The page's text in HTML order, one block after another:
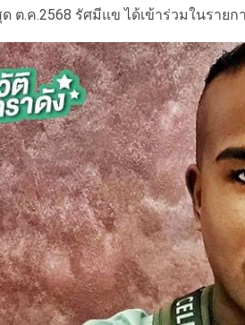
ต.ค.2568 รัศมีแข ได้เข้าร่วมในรายก